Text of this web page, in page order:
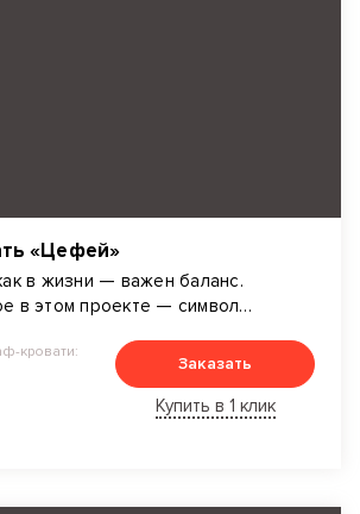
«Цефей»
в жизни — важен баланс.
в этом проекте — символ
кровати:
Заказать
Купить в 1 клик